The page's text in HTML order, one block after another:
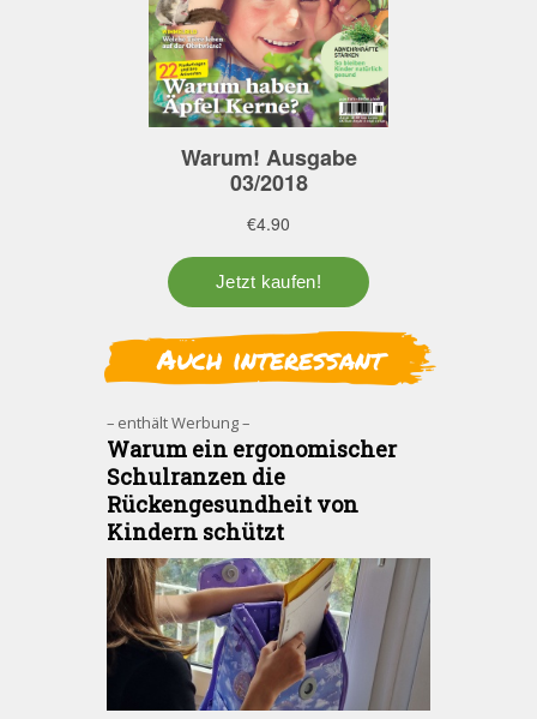
Auch interessant
– enthält Werbung –
Warum ein ergonomischer
Schulranzen die
Rückengesundheit von
Kindern schützt